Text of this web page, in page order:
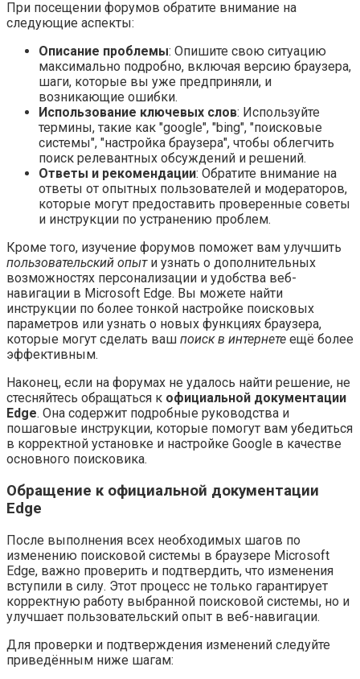
При посещении форумов обратите внимание на
следующие аспекты:
Описание проблемы: Опишите свою ситуацию
максимально подробно, включая версию браузера,
шаги, которые вы уже предприняли, и
возникающие ошибки.
Использование ключевых слов: Используйте
термины, такие как "google", "bing", "поисковые
системы", "настройка браузера", чтобы облегчить
поиск релевантных обсуждений и решений.
Ответы и рекомендации: Обратите внимание на
ответы от опытных пользователей и модераторов,
которые могут предоставить проверенные советы
и инструкции по устранению проблем.
Кроме того, изучение форумов поможет вам улучшить
пользовательский опыти узнать о дополнительных
возможностях персонализации и удобства веб-
навигации в Microsoft Edge. Вы можете найти
инструкции по более тонкой настройке поисковых
параметров или узнать о новых функциях браузера,
которые могут сделать ваш поиск в интернете ещё более
эффективным.
Наконец, если на форумах не удалось найти решение, не
стесняйтесь обращаться к официальной документации
Edge. Она содержит подробные руководства и
пошаговые инструкции, которые помогут вам убедиться
в корректной установке и настройке Google в качестве
основного поисковика.
Обращение к официальной документации
Edge
После выполнения всех необходимых шагов по
изменению поисковой системы в браузере Microsoft
Edge, важно проверить и подтвердить, что изменения
вступили в силу. Этот процесс не только гарантирует
корректную работу выбранной поисковой системы, но и
улучшает пользовательский опыт в веб-навигации.
Для проверки и подтверждения изменений следуйте
приведённым ниже шагам: